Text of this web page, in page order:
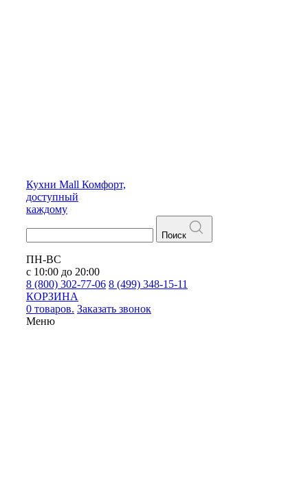
Кухни Mall Комфорт,
доступный
каждому
Поиск
ПН-ВС
с 10:00 до 20:00
8 (800) 302-77-06 8 (499) 348-15-11
КОРЗИНА
0 товаров. Заказать звонок
Меню